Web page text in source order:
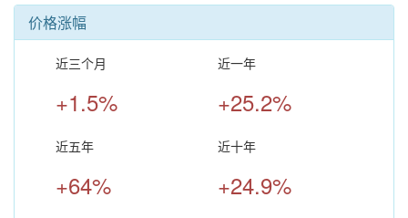
价格涨幅
近三个月
+1.5%
近一年
+25.2%
近五年
+64%
近十年
+24.9%